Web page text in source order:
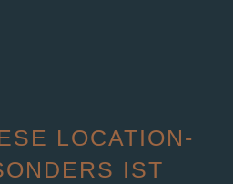
LOCATION-
IST